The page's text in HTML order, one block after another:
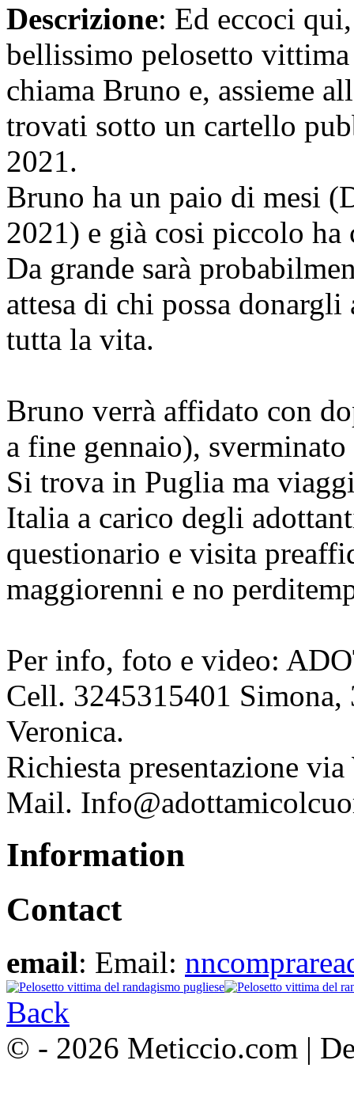
Descrizione: Ed eccoci
bellissimo pelosetto
chiama Bruno e, assieme
trovati sotto un cartello
2021.
Bruno ha un paio di mesi
2021) e già cosi piccolo ha
Da grande sarà
attesa di chi possa
tutta la vita.
Bruno verrà affidato con
a fine gennaio),
Si trova in Puglia ma
Italia a carico degli
questionario e visita
maggiorenni e no
Per info, foto e video:
Cell. 3245315401
Veronica.
Richiesta presentazione
Mail.
Information
Contact
email: Email:
Back
© - 2026 Meticcio.com |